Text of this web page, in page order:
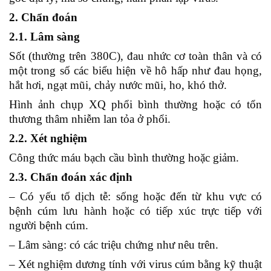
2. Chẩn đoán
2.1. Lâm sàng
Sốt (thường trên 380C), đau nhức cơ toàn thân và có
một trong số các biểu hiện về hô hấp như đau họng,
hắt hơi, ngạt mũi, chảy nước mũi, ho, khó thở.
Hình ảnh chụp XQ phổi bình thường hoặc có tổn
thương thâm nhiễm lan tỏa ở phổi.
2.2. Xét nghiệm
Công thức máu bạch cầu bình thường hoặc giảm.
2.3. Chẩn đoán xác định
– Có yếu tố dịch tễ: sống hoặc đến từ khu vực có
bệnh cúm lưu hành hoặc có tiếp xúc trực tiếp với
người bệnh cúm.
– Lâm sàng: có các triệu chứng như nêu trên.
– Xét nghiệm dương tính với virus cúm bằng kỹ thuật